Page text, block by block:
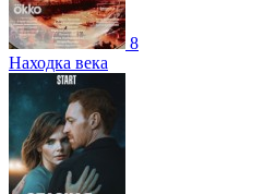
8
Находка века